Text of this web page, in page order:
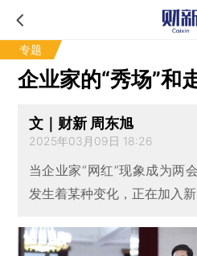
专题
企业家的“秀场”和
文｜财新 周东旭
2025年03月09日 18:26
当企业家“网红”现象成为两
发生着某种变化，正在加入